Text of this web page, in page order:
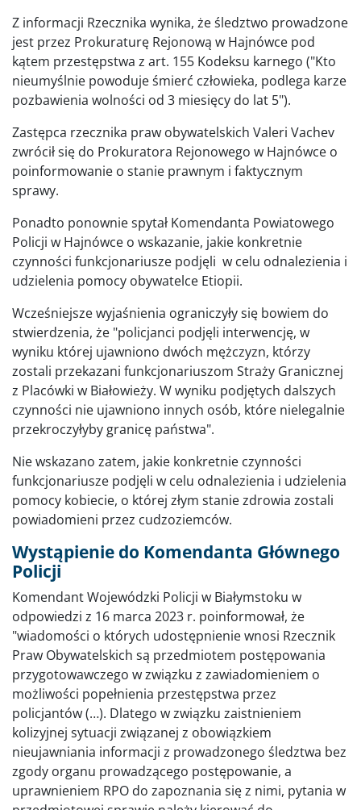
Z informacji Rzecznika wynika, że śledztwo prowadzone
jest przez Prokuraturę Rejonową w Hajnówce pod
kątem przestępstwa z art. 155 Kodeksu karnego ("Kto
nieumyślnie powoduje śmierć człowieka, podlega karze
pozbawienia wolności od 3 miesięcy do lat 5").
Zastępca rzecznika praw obywatelskich Valeri Vachev
zwrócił się do Prokuratora Rejonowego w Hajnówce o
poinformowanie o stanie prawnym i faktycznym
sprawy.
Ponadto ponownie spytał Komendanta Powiatowego
Policji w Hajnówce o wskazanie, jakie konkretnie
czynności funkcjonariusze podjęli w celu odnalezienia i
udzielenia pomocy obywatelce Etiopii.
Wcześniejsze wyjaśnienia ograniczyły się bowiem do
stwierdzenia, że "policjanci podjęli interwencję, w
wyniku której ujawniono dwóch mężczyzn, którzy
zostali przekazani funkcjonariuszom Straży Granicznej
z Placówki w Białowieży. W wyniku podjętych dalszych
czynności nie ujawniono innych osób, które nielegalnie
przekroczyłyby granicę państwa".
Nie wskazano zatem, jakie konkretnie czynności
funkcjonariusze podjęli w celu odnalezienia i udzielenia
pomocy kobiecie, o której złym stanie zdrowia zostali
powiadomieni przez cudzoziemców.
Wystąpienie do Komendanta Głównego
Policji
Komendant Wojewódzki Policji w Białymstoku w
odpowiedzi z 16 marca 2023 r. poinformował, że
"wiadomości o których udostępnienie wnosi Rzecznik
Praw Obywatelskich są przedmiotem postępowania
przygotowawczego w związku z zawiadomieniem o
możliwości popełnienia przestępstwa przez
policjantów (…). Dlatego w związku zaistnieniem
kolizyjnej sytuacji związanej z obowiązkiem
nieujawniania informacji z prowadzonego śledztwa bez
zgody organu prowadzącego postępowanie, a
uprawnieniem RPO do zapoznania się z nimi, pytania w